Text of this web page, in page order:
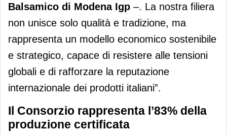
Balsamico di Modena Igp –. La nostra filiera
non unisce solo qualità e tradizione, ma
rappresenta un modello economico sostenibile
e strategico, capace di resistere alle tensioni
globali e di rafforzare la reputazione
internazionale dei prodotti italiani”.
Il Consorzio rappresenta l’83% della
produzione certificata